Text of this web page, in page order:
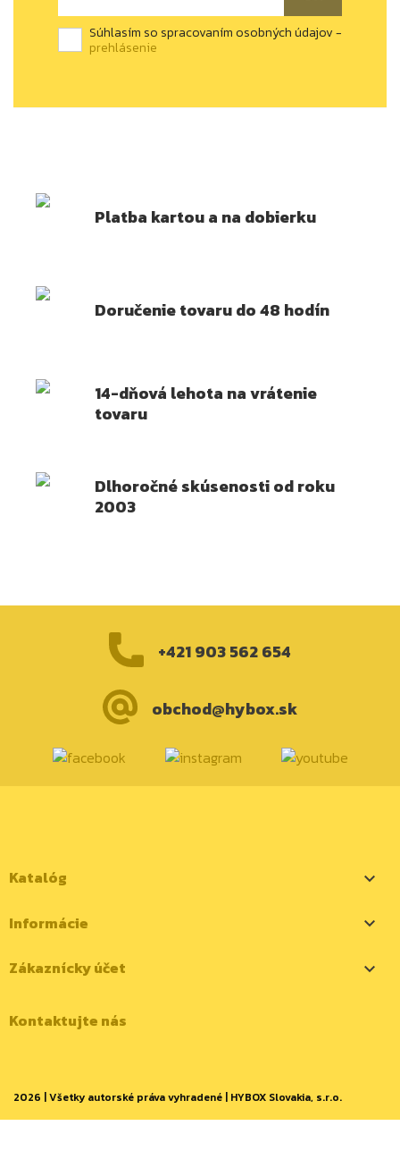
Súhlasím so spracovaním osobných údajov -
prehlásenie
Platba kartou a na dobierku
Doručenie tovaru do 48 hodín
14-dňová lehota na vrátenie
tovaru
Dlhoročné skúsenosti od roku
2003
+421 903 562 654
obchod@hybox.sk
Katalóg 
Informácie 
Zákaznícky účet 
Kontaktujte nás
2026 | Všetky autorské práva vyhradené | HYBOX Slovakia, s.r.o.